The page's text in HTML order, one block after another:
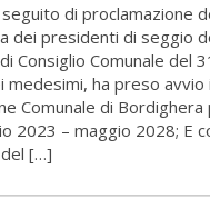
di proclamazione
dei presidenti di seggio
Consiglio Comunale del
medesimi, ha preso avvio
Comunale di Bordighera
2023 – maggio 2028; E
[…]